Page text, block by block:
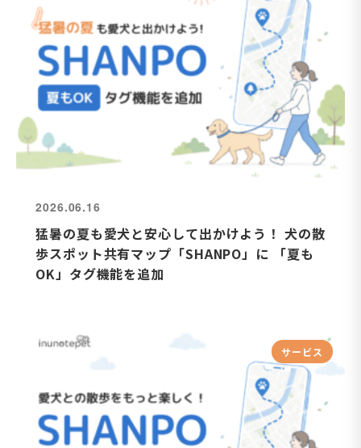
2026.06.16
猛暑の夏も愛犬と安心して出かけよう！ 犬の散
歩スポット共有マップ「SHANPO」に 「夏も
OK」タグ機能を追加
サービス